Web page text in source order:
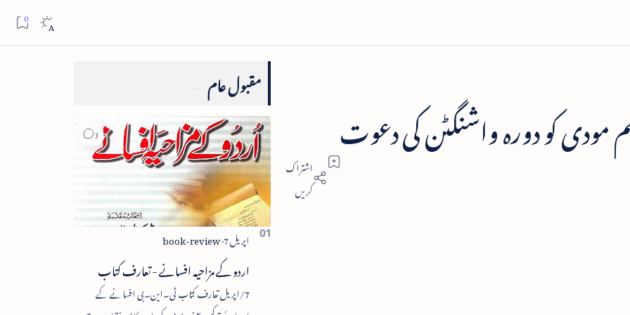
مودی کو دورہ واشنگٹن کی دعوت
مقبول عام
اردو کے مزاحیہ افسانے - تعارف کتاب
7/اپریل تعارف کتاب ٹی۔این۔بی افسانے کے